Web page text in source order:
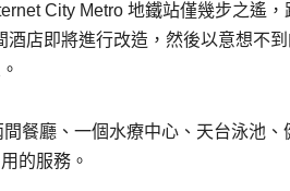
City Metro 地鐵站僅幾步之遙
店即將進行改造，然後以意想不
餐廳、一個水療中心、天台泳池
的服務。